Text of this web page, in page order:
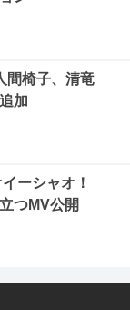
間椅子、清竜
加
ーシャオ！
つMV公開